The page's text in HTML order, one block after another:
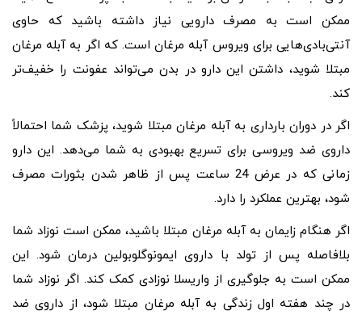
ممکن است به مصرف دارویی نیاز داشته باشید که حاوی
آنتی‌بادی‌هایی برای ویروس آبله مرغان است. که اگر به آبله مرغان
مبتلا شوید، داشتن این دارو در بدن می‌تواند عفونت را خفیف‌تر
کند.
اگر در دوران بارداری به آبله مرغان مبتلا شوید، پزشک شما احتمالاً
داروی ضد ویروسی برای تسریع بهبودی به شما می‌دهد. این دارو
زمانی که در عرض 24 ساعت پس از ظاهر شدن بثورات مصرف
شود، بهترین عملکرد را دارد.
اگر هنگام زایمان به آبله مرغان مبتلا باشید، ممکن است نوزاد شما
بلافاصله پس از تولد با داروی ایمونوگلوبولین درمان شود. این
ممکن است به جلوگیری از واریسلا نوزادی کمک کند. اگر نوزاد شما
در چند هفته اول زندگی به آبله مرغان مبتلا شود، از داروی ضد